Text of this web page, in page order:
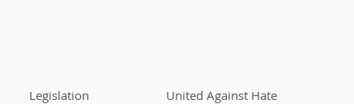
Legislation United Against Hate